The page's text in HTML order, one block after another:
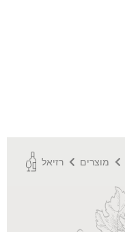
מוצרים רזיאל